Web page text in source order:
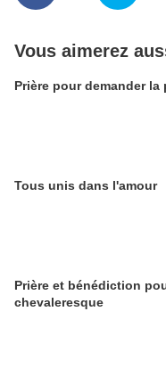
Vous aimerez
Prière pour demander la
Tous unis dans l'amour
Prière et bénédiction
chevaleresque